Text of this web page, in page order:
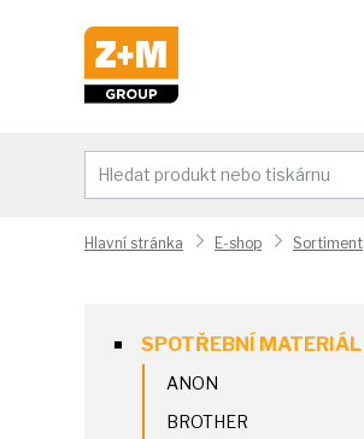
Hlavní stránka E-shop Sortiment
SPOTŘEBNÍ MATERIÁL
ANON
BROTHER